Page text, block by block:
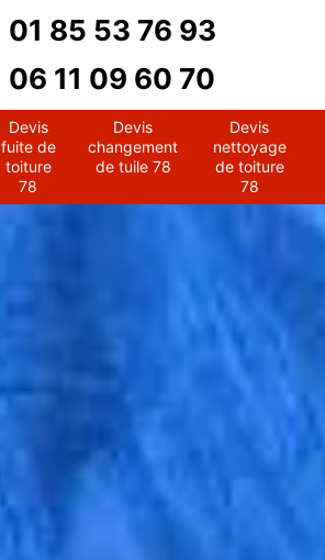
01 85 53 76 93
06 11 09 60 70
Devis
fuite de
toiture
78
Devis
changement
de tuile 78
Devis
nettoyage
de toiture
78